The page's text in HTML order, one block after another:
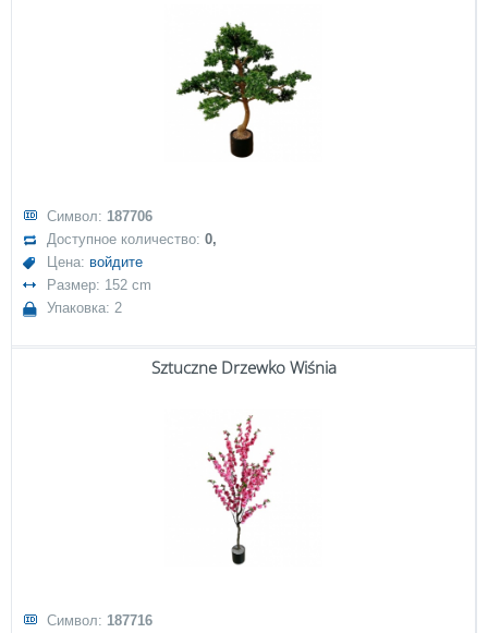
Символ: 187706
Доступное количество:0,
Цена: войдите
Размер: 152 cm
Упаковка: 2
Sztuczne Drzewko Wiśnia
Символ: 187716